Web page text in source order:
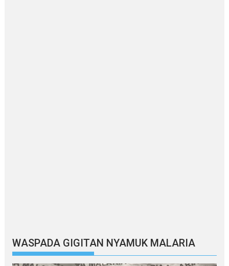
WASPADA GIGITAN NYAMUK MALARIA